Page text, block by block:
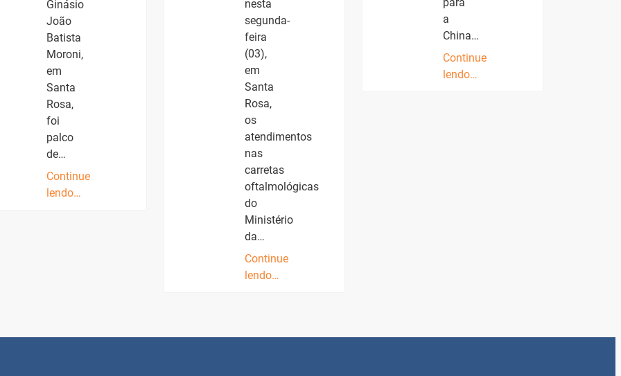
Ginásio
João
Batista
Moroni,
em
Santa
Rosa,
foi
palco
de…
Continue
lendo…
nesta
segunda-
feira
(03),
em
Santa
Rosa,
os
atendimentos
nas
carretas
oftalmológicas
do
Ministério
da…
Continue
lendo…
para
a
China…
Continue
lendo…